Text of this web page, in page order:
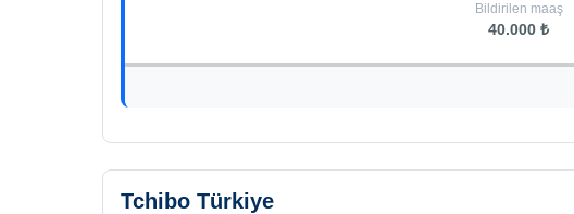
Bildirilen maaş
40.000 ₺
Tchibo Türkiye